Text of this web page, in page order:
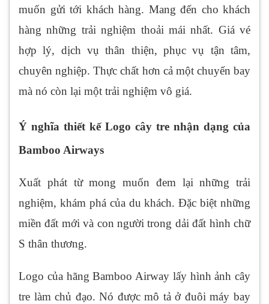
muốn gửi tới khách hàng. Mang đến cho khách
hàng những trải nghiệm thoải mái nhất. Giá vé
hợp lý, dịch vụ thân thiện, phục vụ tận tâm,
chuyên nghiệp. Thực chất hơn cả một chuyến bay
mà nó còn lại một trải nghiệm vô giá.
Ý nghĩa thiết kế Logo cây tre nhận dạng của
Bamboo Airways
Xuất phát từ mong muốn đem lại những trải
nghiệm, khám phá của du khách. Đặc biệt những
miền đất mới và con người trong dải đất hình chữ
S thân thương.
Logo của hãng Bamboo Airway lấy hình ảnh cây
tre làm chủ đạo. Nó được mô tả ở đuôi máy bay